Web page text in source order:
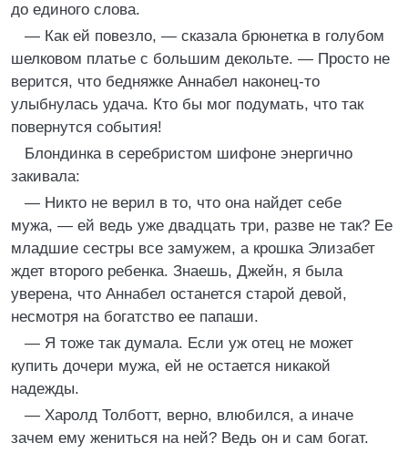
до единого слова.
— Как ей повезло, — сказала брюнетка в голубом
шелковом платье с большим декольте. — Просто не
верится, что бедняжке Аннабел наконец‑то
улыбнулась удача. Кто бы мог подумать, что так
повернутся события!
Блондинка в серебристом шифоне энергично
закивала:
— Никто не верил в то, что она найдет себе
мужа, — ей ведь уже двадцать три, разве не так? Ее
младшие сестры все замужем, а крошка Элизабет
ждет второго ребенка. Знаешь, Джейн, я была
уверена, что Аннабел останется старой девой,
несмотря на богатство ее папаши.
— Я тоже так думала. Если уж отец не может
купить дочери мужа, ей не остается никакой
надежды.
— Харолд Толботт, верно, влюбился, а иначе
зачем ему жениться на ней? Ведь он и сам богат.